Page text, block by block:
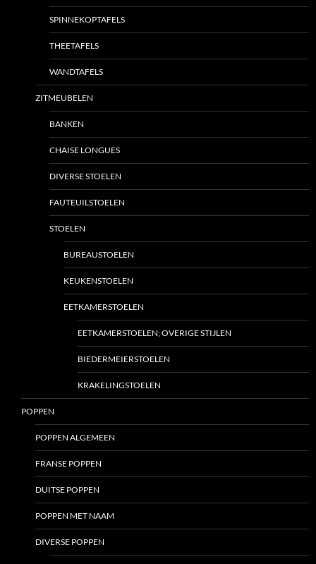
SPINNEKOPTAFELS
THEETAFELS
WANDTAFELS
ZITMEUBELEN
BANKEN
CHAISE LONGUES
DIVERSE STOELEN
FAUTEUILSTOELEN
STOELEN
BUREAUSTOELEN
KEUKENSTOELEN
EETKAMERSTOELEN
EETKAMERSTOELEN; OVERIGE STIJLEN
BIEDERMEIERSTOELEN
KRAKELINGSTOELEN
POPPEN
POPPEN ALGEMEEN
FRANSE POPPEN
DUITSE POPPEN
POPPEN MET NAAM
DIVERSE POPPEN